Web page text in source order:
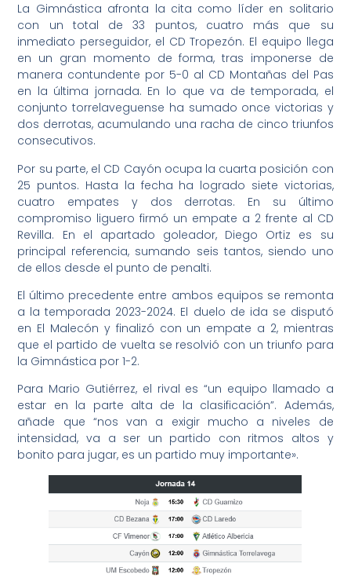
La Gimnástica afronta la cita como líder en solitario
con un total de 33 puntos, cuatro más que su
inmediato perseguidor, el CD Tropezón. El equipo llega
en un gran momento de forma, tras imponerse de
manera contundente por 5-0 al CD Montañas del Pas
en la última jornada. En lo que va de temporada, el
conjunto torrelaveguense ha sumado once victorias y
dos derrotas, acumulando una racha de cinco triunfos
consecutivos.
Por su parte, el CD Cayón ocupa la cuarta posición con
25 puntos. Hasta la fecha ha logrado siete victorias,
cuatro empates y dos derrotas. En su último
compromiso liguero firmó un empate a 2 frente al CD
Revilla. En el apartado goleador, Diego Ortiz es su
principal referencia, sumando seis tantos, siendo uno
de ellos desde el punto de penalti.
El último precedente entre ambos equipos se remonta
a la temporada 2023-2024. El duelo de ida se disputó
en El Malecón y finalizó con un empate a 2, mientras
que el partido de vuelta se resolvió con un triunfo para
la Gimnástica por 1-2.
Para Mario Gutiérrez, el rival es “un equipo llamado a
estar en la parte alta de la clasificación”. Además,
añade que “nos van a exigir mucho a niveles de
intensidad, va a ser un partido con ritmos altos y
bonito para jugar, es un partido muy importante».